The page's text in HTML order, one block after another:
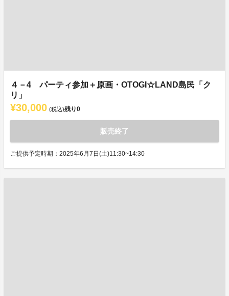
４－4 パーティ参加＋原画・OTOGI☆LAND島民「ク
リ」
¥30,000 (税込)残り0
販売終了
ご提供予定時期：2025年6月7日(土)11:30~14:30